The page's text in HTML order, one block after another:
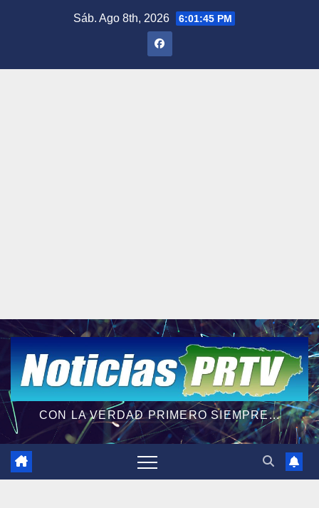
Sáb. Ago 8th, 2026 6:01:47 PM
CON LA VERDAD PRIMERO SIEMPRE...